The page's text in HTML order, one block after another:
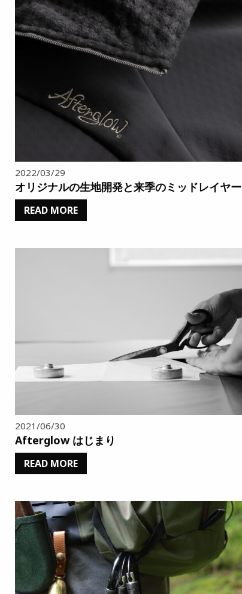
2022/03/29
オリジナルの生地開発と来季のミッドレイヤー
READ MORE
2021/06/30
Afterglow はじまり
READ MORE